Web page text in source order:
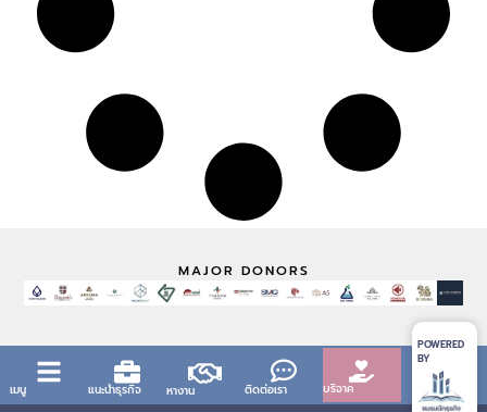
MAJOR DONORS
เมนู แนะนำธุรกิจ หางาน ติดต่อเรา บริจาค
POWERED
BY